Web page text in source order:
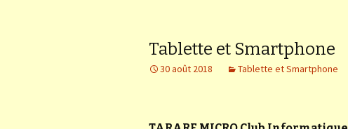
Tablette et Smartphone
30 août 2018 Tablette et Smartphone